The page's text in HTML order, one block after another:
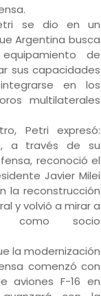
se dio en un
Argentina busca
de
sus capacidades
en los
multilaterales
Petri expresó:
a través de su
reconoció el
Javier Milei
la reconstrucción
y volvió a mirar a
como socio
la modernización
comenzó con
aviones F-16 en